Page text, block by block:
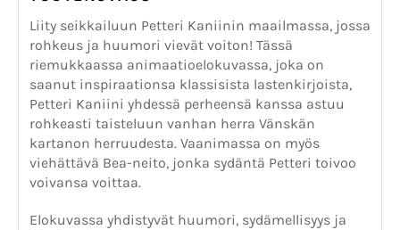
Liity seikkailuun Petteri Kaniinin maailmassa, jossa
rohkeus ja huumori vievät voiton! Tässä
riemukkaassa animaatioelokuvassa, joka on
saanut inspiraationsa klassisista lastenkirjoista,
Petteri Kaniini yhdessä perheensä kanssa astuu
rohkeasti taisteluun vanhan herra Vänskän
kartanon herruudesta. Vaanimassa on myös
viehättävä Bea-neito, jonka sydäntä Petteri toivoo
voivansa voittaa.
Elokuvassa yhdistyvät huumori, sydämellisyys ja